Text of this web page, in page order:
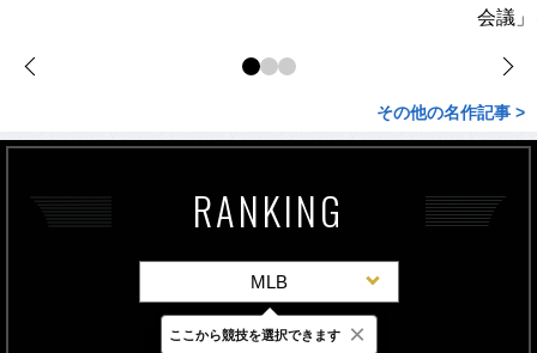
会議
その他の名作記事 >
RANKING
MLB
最新 24時間 週間
ここから競技を選択できます ×